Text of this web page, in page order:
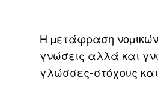
Η μετάφραση
γνώσεις αλλά και
γλώσσες-στόχους